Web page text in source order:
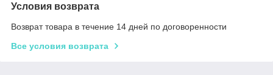
Условия возврата
Возврат товара в течение 14 дней по договоренности
Все условия возврата